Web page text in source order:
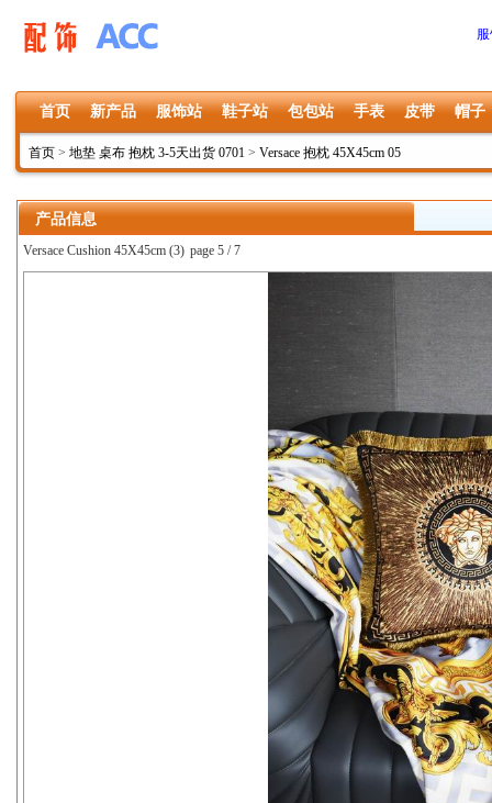
首页 新产品 服饰站 鞋子站 包包站 手表 皮带 帽子
首页 > 地垫 桌布 抱枕 3-5天出货 0701 > Versace 抱枕 45X45cm 05
产品信息
Versace Cushion 45X45cm (3) page 5 / 7
上一张
下一张